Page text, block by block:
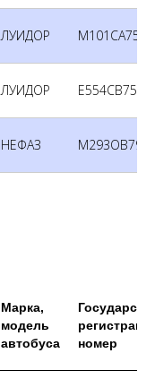
ЛУИДОР М101СА750
ЛУИДОР Е554СВ750
НЕФАЗ М293ОВ790
Марка,
модель
автобуса
номер